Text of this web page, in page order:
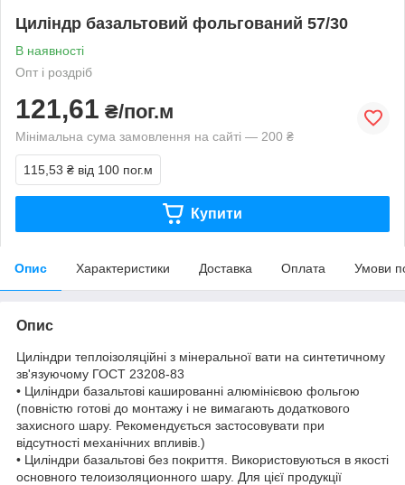
Циліндр базальтовий фольгований 57/30
В наявності
Опт і роздріб
121,61 ₴/пог.м
Мінімальна сума замовлення на сайті — 200 ₴
115,53 ₴ від 100 пог.м
Купити
Опис Характеристики Доставка Оплата Умови
Опис
Циліндри теплоізоляційні з мінеральної вати на синтетичному
зв'язуючому ГОСТ 23208-83
• Циліндри базальтові кашированні алюмінієвою фольгою
(повністю готові до монтажу і не вимагають додаткового
захисного шару. Рекомендується застосовувати при
відсутності механічних впливів.)
• Циліндри базальтові без покриття. Використовуються в якості
основного телоизоляционного шару. Для цієї продукції